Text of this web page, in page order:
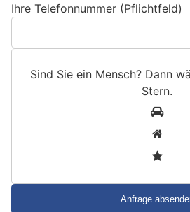
Ihre Telefonnummer (Pflichtfeld)
Sind Sie ein Mensch? Dann
Stern.